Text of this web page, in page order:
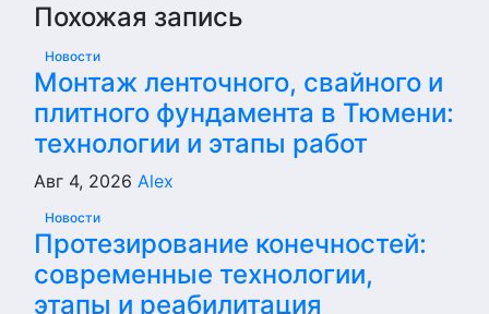
Похожая запись
Новости
Монтаж ленточного, свайного и
плитного фундамента в Тюмени:
технологии и этапы работ
Авг 4, 2026 Alex
Новости
Протезирование конечностей:
современные технологии,
этапы и реабилитация